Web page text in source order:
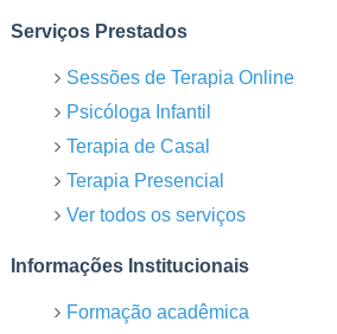
Serviços Prestados
Sessões de Terapia Online
Psicóloga Infantil
Terapia de Casal
Terapia Presencial
Ver todos os serviços
Informações Institucionais
Formação acadêmica